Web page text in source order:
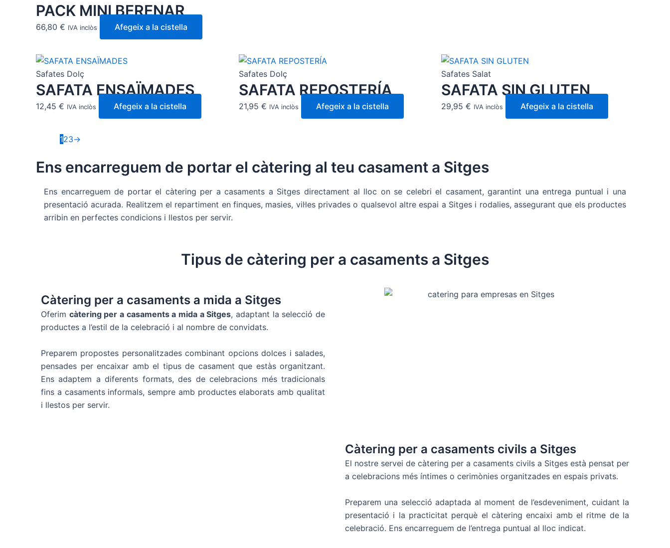
PACK MINI BERENAR
66,80 € IVA inclòs Afegeix a la cistella
Safates Dolç
SAFATA ENSAÏMADES
12,45 € IVA inclòs Afegeix a la cistella
Safates Dolç
SAFATA REPOSTERÍA
21,95 € IVA inclòs Afegeix a la cistella
Safates Salat
SAFATA SIN GLUTEN
29,95€ IVA inclòs Afegeix a la cistella
123→
Ens encarreguem de portar el càtering al teu casament a Sitges
Ens encarreguem de portar el càtering per a casaments a Sitges directament al lloc on se celebri el casament, garantint una entrega puntual i una
presentació acurada. Realitzem el repartiment en finques, masies, vil·les privades o qualsevol altre espai a Sitges i rodalies, assegurant que els productes
arribin en perfectes condicions i llestos per servir.
Tipus de càtering per a casaments a Sitges
Càtering per a casaments a mida a Sitges
Oferim càtering per a casaments a mida a Sitges, adaptant la selecció de
productes a l’estil de la celebració i al nombre de convidats.
Preparem propostes personalitzades combinant opcions dolces i salades,
pensades per encaixar amb el tipus de casament que estàs organitzant.
Ens adaptem a diferents formats, des de celebracions més tradicionals
fins a casaments informals, sempre amb productes elaborats amb qualitat
i llestos per servir.
Càtering per a casaments civils a Sitges
El nostre servei de càtering per a casaments civils a Sitges està pensat per
a celebracions més íntimes o cerimònies organitzades en espais privats.
Preparem una selecció adaptada al moment de l’esdeveniment, cuidant la
presentació i la practicitat perquè el càtering encaixi amb el ritme de la
celebració. Ens encarreguem de l’entrega puntual al lloc indicat.